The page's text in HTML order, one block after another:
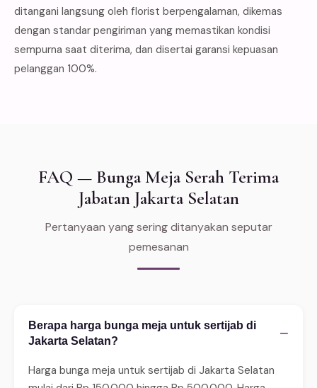
ditangani langsung oleh florist berpengalaman, dikemas
dengan standar pengiriman yang memastikan kondisi
sempurna saat diterima, dan disertai garansi kepuasan
pelanggan 100%.
FAQ — Bunga Meja Serah Terima
Jabatan Jakarta Selatan
Pertanyaan yang sering ditanyakan seputar
pemesanan
Berapa harga bunga meja untuk sertijab di
Jakarta Selatan?
−
Harga bunga meja untuk sertijab di Jakarta Selatan